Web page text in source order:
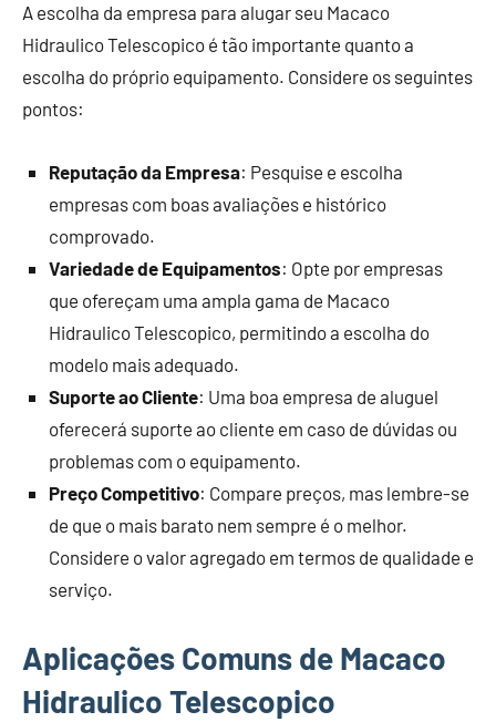
A escolha da empresa para alugar seu Macaco
Hidraulico Telescopico é tão importante quanto a
escolha do próprio equipamento. Considere os seguintes
pontos:
Reputação da Empresa: Pesquise e escolha
empresas com boas avaliações e histórico
comprovado.
Variedade de Equipamentos: Opte por empresas
que ofereçam uma ampla gama de Macaco
Hidraulico Telescopico, permitindo a escolha do
modelo mais adequado.
Suporte ao Cliente: Uma boa empresa de aluguel
oferecerá suporte ao cliente em caso de dúvidas ou
problemas com o equipamento.
Preço Competitivo: Compare preços, mas lembre-se
de que o mais barato nem sempre é o melhor.
Considere o valor agregado em termos de qualidade e
serviço.
Aplicações Comuns de Macaco
Hidraulico Telescopico